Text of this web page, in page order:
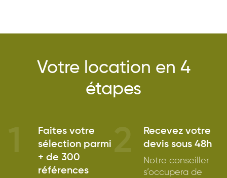
Votre location en 4
étapes
Faites votre
sélection parmi
+ de 300
références
Recevez votre
devis sous 48h
Notre conseiller
s’occupera de